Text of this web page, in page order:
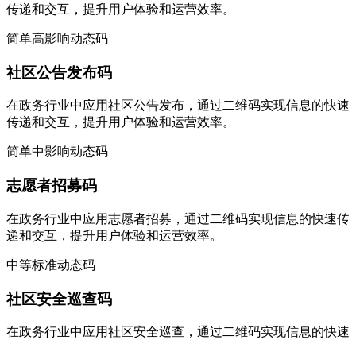
传递和交互，提升用户体验和运营效率。
简单高影响动态码
社区公告发布码
在政务行业中应用社区公告发布，通过二维码实现信息的快速
传递和交互，提升用户体验和运营效率。
简单中影响动态码
志愿者招募码
在政务行业中应用志愿者招募，通过二维码实现信息的快速传
递和交互，提升用户体验和运营效率。
中等标准动态码
社区安全巡查码
在政务行业中应用社区安全巡查，通过二维码实现信息的快速